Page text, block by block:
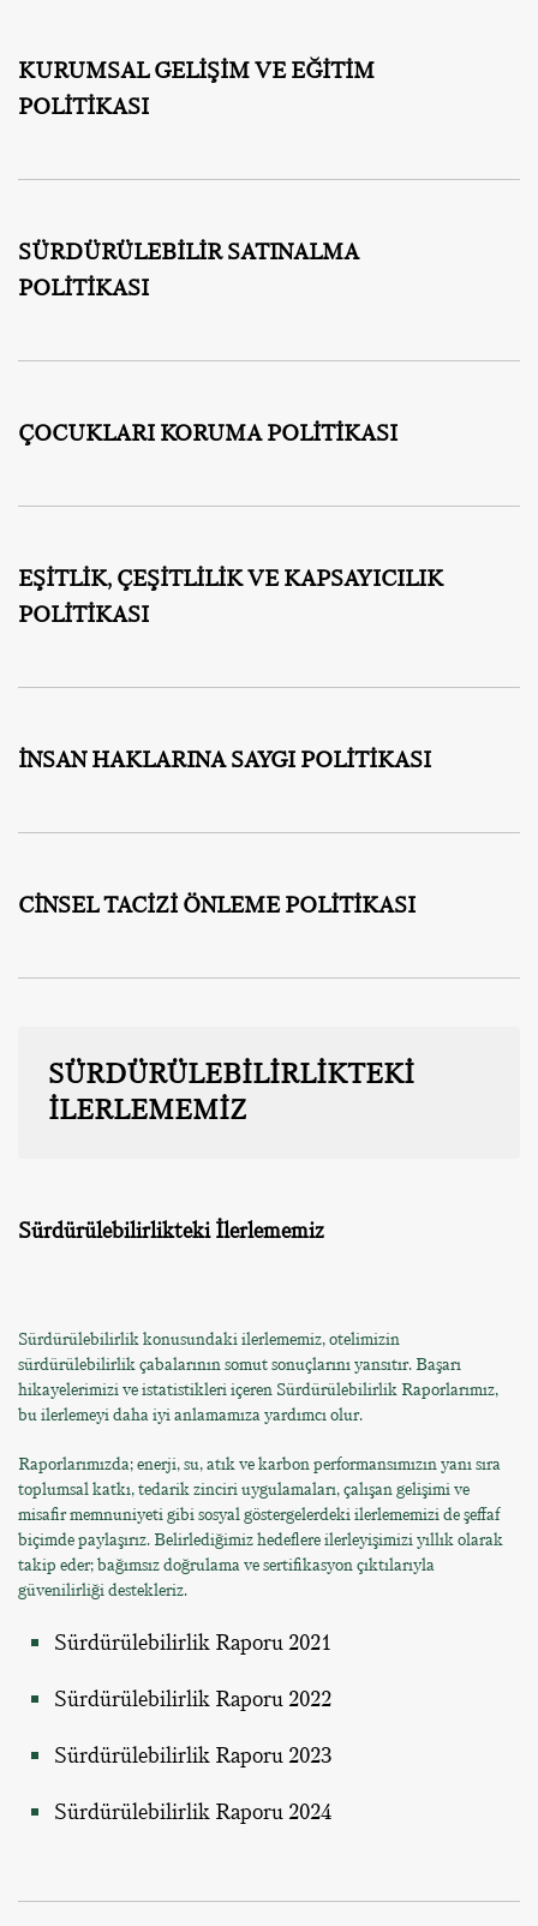
KURUMSAL GELİŞİM VE EĞİTİM
POLİTİKASI
SÜRDÜRÜLEBİLİR SATINALMA
POLİTİKASI
ÇOCUKLARI KORUMA POLİTİKASI
EŞİTLİK, ÇEŞİTLİLİK VE KAPSAYICILIK
POLİTİKASI
İNSAN HAKLARINA SAYGI POLİTİKASI
CİNSEL TACİZİ ÖNLEME POLİTİKASI
SÜRDÜRÜLEBİLİRLİKTEKİ
İLERLEMEMİZ
Sürdürülebilirlikteki İlerlememiz
Sürdürülebilirlik konusundaki ilerlememiz, otelimizin
sürdürülebilirlik çabalarının somut sonuçlarını yansıtır. Başarı
hikayelerimizi ve istatistikleri içeren Sürdürülebilirlik Raporlarımız,
bu ilerlemeyi daha iyi anlamamıza yardımcı olur.
Raporlarımızda; enerji, su, atık ve karbon performansımızın yanı sıra
toplumsal katkı, tedarik zinciri uygulamaları, çalışan gelişimi ve
misafir memnuniyeti gibi sosyal göstergelerdeki ilerlememizi de şeffaf
biçimde paylaşırız. Belirlediğimiz hedeflere ilerleyişimizi yıllık olarak
takip eder; bağımsız doğrulama ve sertifikasyon çıktılarıyla
güvenilirliği destekleriz.
Sürdürülebilirlik Raporu 2021
Sürdürülebilirlik Raporu 2022
Sürdürülebilirlik Raporu 2023
Sürdürülebilirlik Raporu 2024